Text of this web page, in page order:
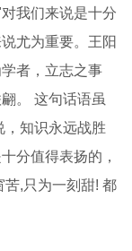
我们来说是十分
尤为重要。王阳
者，立志之事
。 这句话语虽
，知识永远战胜
分值得表扬的，
,只为一刻甜! 都